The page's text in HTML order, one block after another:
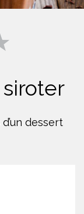
dessert